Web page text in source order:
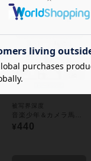
被写界深度
¥440